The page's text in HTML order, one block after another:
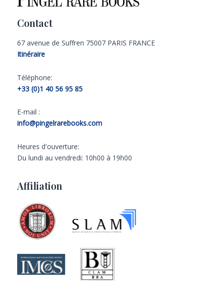
Contact
67 avenue de Suffren 75007 PARIS FRANCE
Itinéraire
Téléphone:
+33 (0)1 40 56 95 85
E-mail :
info@pingelrarebooks.com
Heures d'ouverture:
Du lundi au vendredi: 10h00 à 19h00
Affiliation